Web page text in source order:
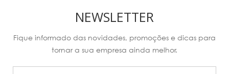
NEWSLETTER
Fique informado das novidades, promoções e dicas para
tornar a sua empresa ainda melhor.